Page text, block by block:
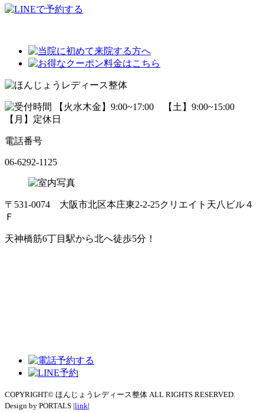
電話番号
06-6292-1125
〒531-0074 大阪市北区本庄東2-2-25クリエイト天八ビル４
Ｆ
天神橋筋6丁目駅から北へ徒歩5分！
COPYRIGHT© ほんじょうレディース整体 ALL RIGHTS RESERVED.
Design by PORTALS |link|